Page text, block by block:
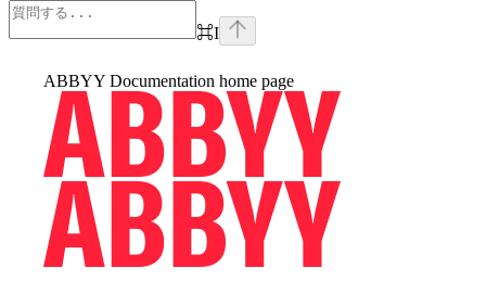
⌘I
ABBYY Documentation home page